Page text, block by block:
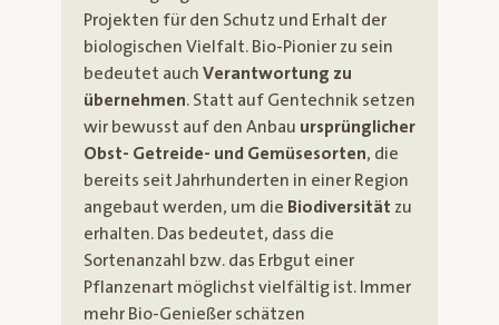
Projekten für den Schutz und Erhalt der
biologischen Vielfalt. Bio-Pionier zu sein
bedeutet auch Verantwortung zu
übernehmen. Statt auf Gentechnik setzen
wir bewusst auf den Anbau ursprünglicher
Obst- Getreide- und Gemüsesorten, die
bereits seit Jahrhunderten in einer Region
angebaut werden, um die Biodiversität zu
erhalten. Das bedeutet, dass die
Sortenanzahl bzw. das Erbgut einer
Pflanzenart möglichst vielfältig ist. Immer
mehr Bio-Genießer schätzen